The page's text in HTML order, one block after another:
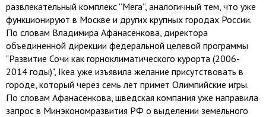
развлекательный комплекс “Мега”, аналогичный тем, что уже
функционируют в Москве и других крупных городах России.
По словам Владимира Афанасенкова, директора
объединенной дирекции федеральной целевой программы
"Развитие Сочи как горноклиматического курорта (2006-
2014 годы)", Ikea уже изъявила желание присутствовать в
городе, который через семь лет примет Олимпийские игры.
По словам Афанасенкова, шведская компания уже направила
запрос в Минэкономразвития РФ о выделении земельного